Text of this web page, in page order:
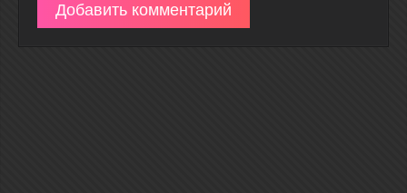
Добавить комментарий